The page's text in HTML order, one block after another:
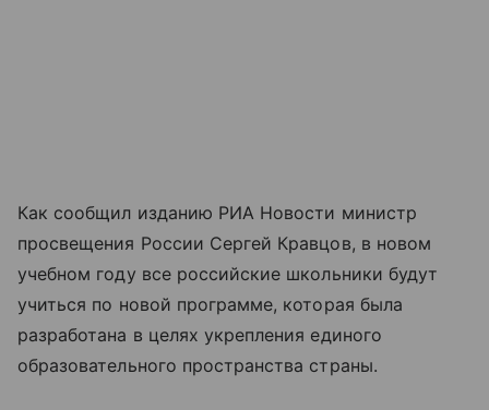
Как сообщил изданию РИА Новости министр
просвещения России Сергей Кравцов, в новом
учебном году все российские школьники будут
учиться по новой программе, которая была
разработана в целях укрепления единого
образовательного пространства страны.